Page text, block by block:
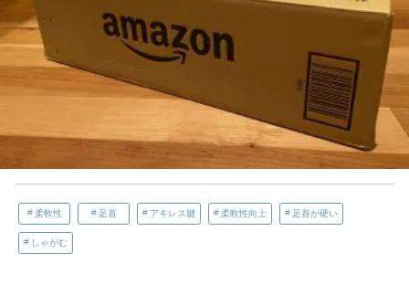
柔軟性 足首 アキレス腱 柔軟性向上 足首が硬い
しゃがむ